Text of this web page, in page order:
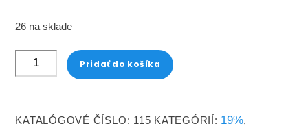
26 na sklade
množstvo
Tartelettes
bazalka
Pridať do košíka
KATALÓGOVÉ ČÍSLO: 115 KATEGÓRIÍ: 19%,